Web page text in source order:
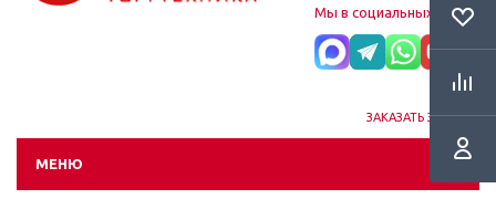
Мы в социальных сетях:
ЗАКАЗАТЬ ЗВОНОК
МЕНЮ